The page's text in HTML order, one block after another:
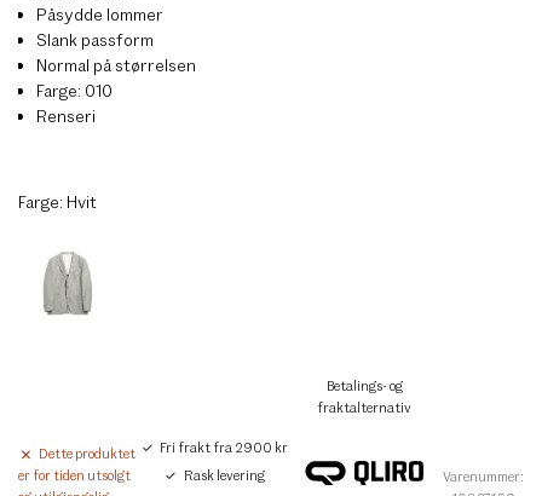
Påsydde lommer
Slank passform
Normal på størrelsen
Farge: 010
Renseri
Farge: Hvit
Dette produktet
er for tiden utsolgt
Fri frakt fra 2900 kr
Rask levering
Betalings- og
fraktalternativ
Varenummer: